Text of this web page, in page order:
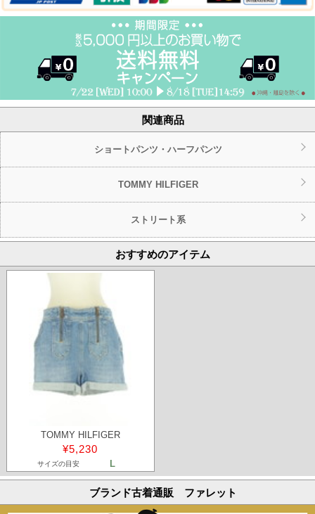
関連商品
ショートパンツ・ハーフパンツ
TOMMY HILFIGER
ストリート系
おすすめのアイテム
TOMMY HILFIGER
¥5,230
サイズの目安 L
ブランド古着通販 ファレット